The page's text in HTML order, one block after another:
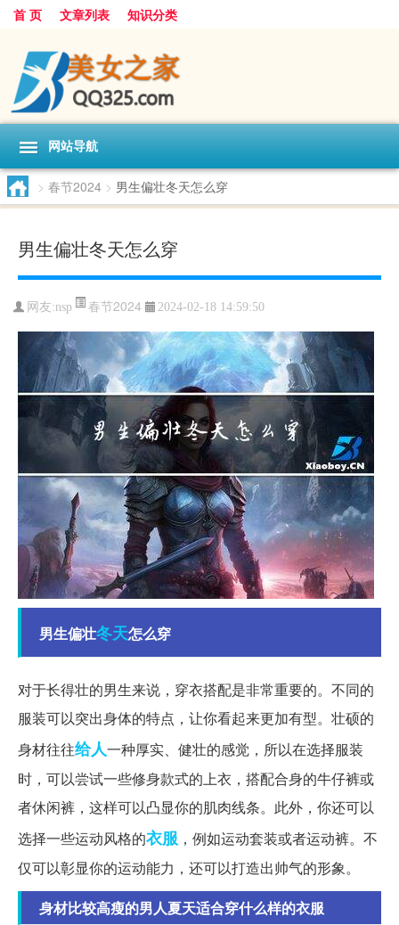
首 页 文章列表 知识分类
网站导航
> 春节2024 > 男生偏壮冬天怎么穿
男生偏壮冬天怎么穿
网友:nsp 春节2024 2024-02-18 14:59:50
男生偏壮冬天怎么穿
对于长得壮的男生来说，穿衣搭配是非常重要的。不同的
服装可以突出身体的特点，让你看起来更加有型。壮硕的
身材往往给人一种厚实、健壮的感觉，所以在选择服装
时，可以尝试一些修身款式的上衣，搭配合身的牛仔裤或
者休闲裤，这样可以凸显你的肌肉线条。此外，你还可以
选择一些运动风格的衣服 ，例如运动套装或者运动裤。不
仅可以彰显你的运动能力，还可以打造出帅气的形象。
身材比较高瘦的男人夏天适合穿什么样的衣服